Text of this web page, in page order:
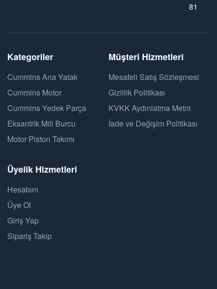
81
Kategoriler
Cummins Ana Yatak
Cummins Motor
Cummins Yedek Parça
Eksantrik Mili Burcu
Motor Piston Takımı
Müşteri Hizmetleri
Mesafeli Satış Sözleşmesi
Gizlilik Politikası
KVKK Aydınlatma Metni
İade ve Değişim Politikası
Üyelik Hizmetleri
Hesabım
Üye Ol
Giriş Yap
Sipariş Takip